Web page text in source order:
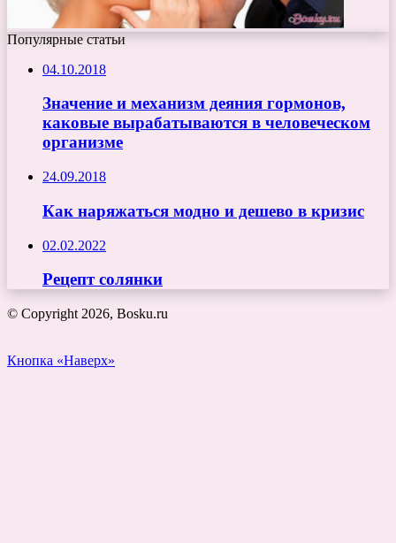
Популярные статьи
04.10.2018
Значение и механизм деяния гормонов,
каковые вырабатываются в человеческом
организме
24.09.2018
Как наряжаться модно и дешево в кризис
02.02.2022
Рецепт солянки
© Copyright 2026, Bosku.ru
Кнопка «Наверх»